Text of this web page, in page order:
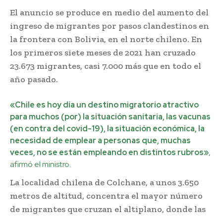
El anuncio se produce en medio del aumento del
ingreso de migrantes por pasos clandestinos en
la frontera con Bolivia, en el norte chileno. En
los primeros siete meses de 2021 han cruzado
23.673 migrantes, casi 7.000 más que en todo el
año pasado.
«Chile es hoy día un destino migratorio atractivo
para muchos (por) la situación sanitaria, las vacunas
(en contra del covid-19), la situación económica, la
necesidad de emplear a personas que, muchas
veces, no se están empleando en distintos rubros»,
afirmó el ministro.
La localidad chilena de Colchane, a unos 3.650
metros de altitud, concentra el mayor número
de migrantes que cruzan el altiplano, donde las